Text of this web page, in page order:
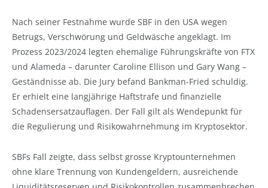
Nach seiner Festnahme wurde SBF in den USA wegen
Betrugs, Verschwörung und Geldwäsche angeklagt. Im
Prozess 2023/2024 legten ehemalige Führungskräfte von FTX
und Alameda – darunter Caroline Ellison und Gary Wang –
Geständnisse ab. Die Jury befand Bankman-Fried schuldig.
Er erhielt eine langjährige Haftstrafe und finanzielle
Schadensersatzauflagen. Der Fall gilt als Wendepunkt für
die Regulierung und Risikowahrnehmung im Kryptosektor.
SBFs Fall zeigte, dass selbst grosse Kryptounternehmen
ohne klare Trennung von Kundengeldern, ausreichende